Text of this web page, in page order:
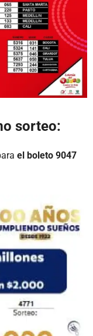
sorteo:
el boleto 9047